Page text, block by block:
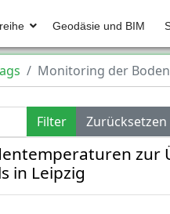
Geodäsie und BIM
Monitoring der
Filter Zurücksetzen
zur
in Leipzig